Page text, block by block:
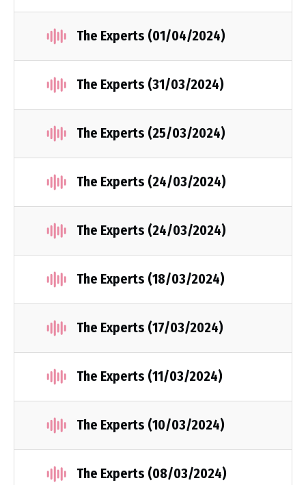
The Experts (01/04/2024)
The Experts (31/03/2024)
The Experts (25/03/2024)
The Experts (24/03/2024)
The Experts (24/03/2024)
The Experts (18/03/2024)
The Experts (17/03/2024)
The Experts (11/03/2024)
The Experts (10/03/2024)
The Experts (08/03/2024)